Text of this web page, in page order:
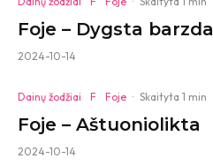
Foje – Dygsta barzda
2024-10-14
Dainų žodžiai F Foje · Skaityta 1 min
Foje – Aštuoniolikta
2024-10-14